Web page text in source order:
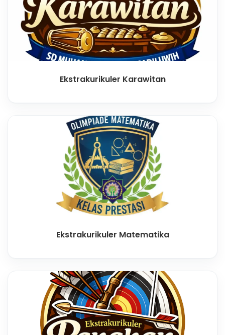
Ekstrakurikuler Karawitan
Ekstrakurikuler Matematika